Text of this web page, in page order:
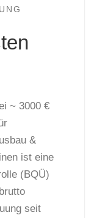
~ 3000 €
&
ist eine
(BQÜ)
seit